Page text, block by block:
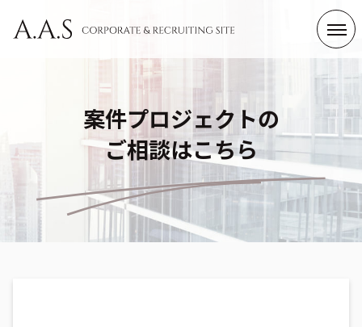
Category
ビジネス＆ニュース
Business & News
A.A.Sについて
About A.A.S
Job & Works
サステナビリティ
SDGs
案件プロジェクトの
ご相談はこちら